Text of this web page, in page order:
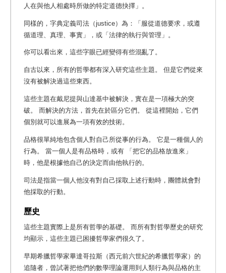
人在與他人相處時所做的特定道德抉擇」。
同樣的，字典定義司法（justice）為：「服從道德要求，或遵
循道理、真理、事實」，或「法律的執行與管理」。
你可以看出來，這些字眼已經變得有些混亂了。
自古以來，所有的哲學都有深入研究這些主題。 但是它們從來
沒有被解決過這些東西。
這些主題在戴尼提與山達基中被解決，實在是一項極大的突
破。 而解決的方法，首先在於區分它們。
從這裡開始，它們
個別就可以進展為一項有效的技術。
品格很單純地包含個人對自己所從事的行為。
它是一種個人的
行為。 當一個人是有品格時，或有 「把它的品格放進來」
時，他是根據他自己的決定而由他執行的。
司法是指當一個人他沒有對自己採取上述行動時，團體就會對
他採取的行動。
歷史
這些主題實際上是所有哲學的基礎。 而所有對哲學歷史的研究
均顯示，這些主題已困擾哲學家們很久了。
早期希臘哲學家畢達哥拉斯（西元前六世紀的希臘哲學家）的
追隨者，曾試著把他們的數學理論運用到人類行為與品格的主